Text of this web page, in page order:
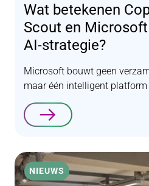
Wat betekenen
Scout en
AI-strategie?
Microsoft bouwt geen
maar één intelligent
Lees verder
NIEUWS